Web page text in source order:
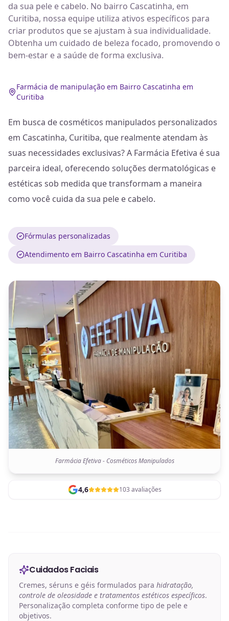
da sua pele e cabelo. No bairro Cascatinha, em
Curitiba, nossa equipe utiliza ativos específicos para
criar produtos que se ajustam à sua individualidade.
Obtenha um cuidado de beleza focado, promovendo o
bem-estar e a saúde de forma exclusiva.
Farmácia de manipulação em Bairro Cascatinha em
Curitiba
Em busca de cosméticos manipulados personalizados
em Cascatinha, Curitiba, que realmente atendam às
suas necessidades exclusivas? A Farmácia Efetiva é sua
parceira ideal, oferecendo soluções dermatológicas e
estéticas sob medida que transformam a maneira
como você cuida da sua pele e cabelo.
Fórmulas personalizadas
Atendimento em Bairro Cascatinha em Curitiba
Farmácia Efetiva - Cosméticos Manipulados
4,6 103 avaliações
Cuidados Faciais
Cremes, séruns e géis formulados para hidratação,
controle de oleosidade e tratamentos estéticos específicos.
Personalização completa conforme tipo de pele e
objetivos.